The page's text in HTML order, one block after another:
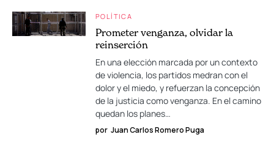
POLÍTICA
Prometer venganza, olvidar la
reinserción
En una elección marcada por un contexto
de violencia, los partidos medran con el
dolor y el miedo, y refuerzan la concepción
de la justicia como venganza. En el camino
quedan los planes…
por Juan Carlos Romero Puga